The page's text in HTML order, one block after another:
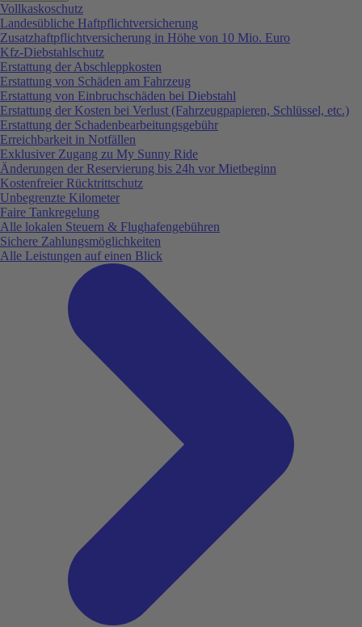
Vollkaskoschutz
Landesübliche Haftpflichtversicherung
Zusatzhaftpflichtversicherung in Höhe von 10 Mio. Euro
Kfz-Diebstahlschutz
Erstattung der Abschleppkosten
Erstattung von Schäden am Fahrzeug
Erstattung von Einbruchschäden bei Diebstahl
Erstattung der Kosten bei Verlust (Fahrzeugpapieren, Schlüssel, etc.)
Erstattung der Schadenbearbeitungsgebühr
Erreichbarkeit in Notfällen
Exklusiver Zugang zu My Sunny Ride
Änderungen der Reservierung bis 24h vor Mietbeginn
Kostenfreier Rücktrittschutz
Unbegrenzte Kilometer
Faire Tankregelung
Alle lokalen Steuern & Flughafengebühren
Sichere Zahlungsmöglichkeiten
Alle Leistungen auf einen Blick